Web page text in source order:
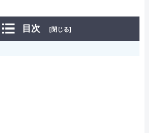
目次 [閉じる]